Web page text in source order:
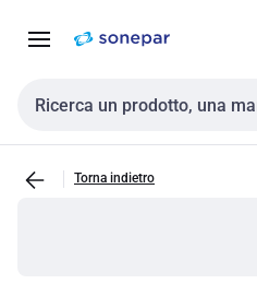
navigazione alla
Cerca input
Torna indietro